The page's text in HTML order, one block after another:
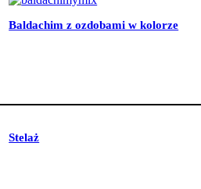
Baldachim z ozdobami w kolorze
Stelaż